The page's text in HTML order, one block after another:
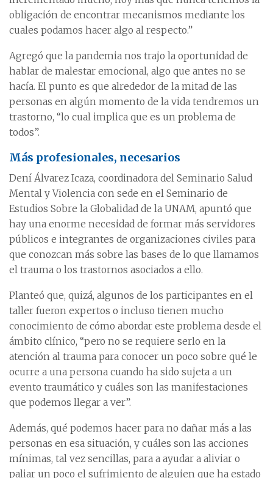
obligación de encontrar mecanismos mediante los
cuales podamos hacer algo al respecto.”
Agregó que la pandemia nos trajo la oportunidad de
hablar de malestar emocional, algo que antes no se
hacía. El punto es que alrededor de la mitad de las
personas en algún momento de la vida tendremos un
trastorno, “lo cual implica que es un problema de
todos”.
Más profesionales, necesarios
Dení Álvarez Icaza, coordinadora del Seminario Salud
Mental y Violencia con sede en el Seminario de
Estudios Sobre la Globalidad de la UNAM, apuntó que
hay una enorme necesidad de formar más servidores
públicos e integrantes de organizaciones civiles para
que conozcan más sobre las bases de lo que llamamos
el trauma o los trastornos asociados a ello.
Planteó que, quizá, algunos de los participantes en el
taller fueron expertos o incluso tienen mucho
conocimiento de cómo abordar este problema desde el
ámbito clínico, “pero no se requiere serlo en la
atención al trauma para conocer un poco sobre qué le
ocurre a una persona cuando ha sido sujeta a un
evento traumático y cuáles son las manifestaciones
que podemos llegar a ver”.
Además, qué podemos hacer para no dañar más a las
personas en esa situación, y cuáles son las acciones
mínimas, tal vez sencillas, para a ayudar a aliviar o
paliar un poco el sufrimiento de alguien que ha estado